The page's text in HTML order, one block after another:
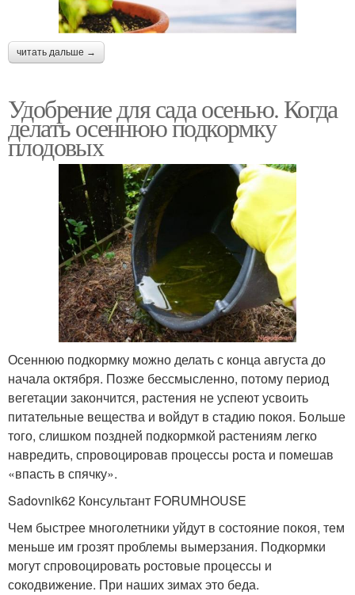
читать дальше →
Удобрение для сада осенью. Когда
делать осеннюю подкормку
плодовых
Осеннюю подкормку можно делать с конца августа до
начала октября. Позже бессмысленно, потому период
вегетации закончится, растения не успеют усвоить
питательные вещества и войдут в стадию покоя. Больше
того, слишком поздней подкормкой растениям легко
навредить, спровоцировав процессы роста и помешав
«впасть в спячку».
Sadovnik62 Консультант FORUMHOUSE
Чем быстрее многолетники уйдут в состояние покоя, тем
меньше им грозят проблемы вымерзания. Подкормки
могут спровоцировать ростовые процессы и
сокодвижение. При наших зимах это беда.